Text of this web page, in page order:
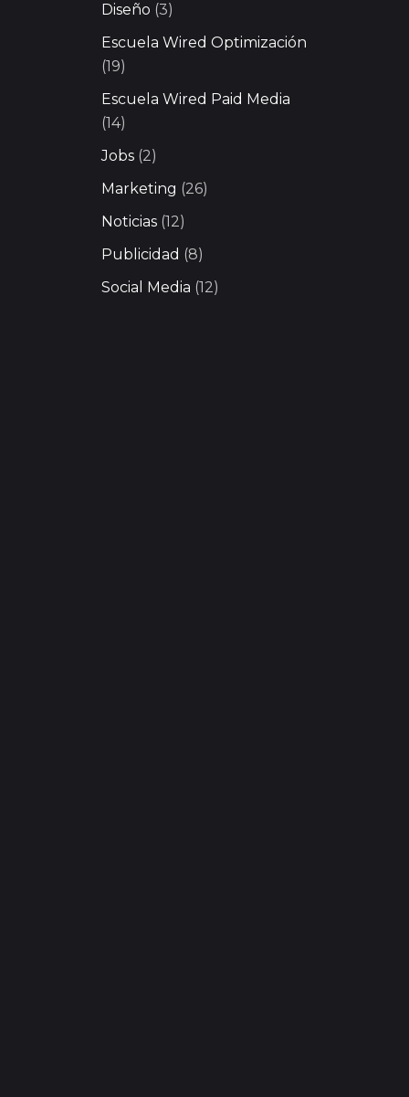
Diseño (3)
Escuela Wired Optimización
(19)
Escuela Wired Paid Media
(14)
Jobs (2)
Marketing (26)
Noticias (12)
Publicidad (8)
Social Media (12)